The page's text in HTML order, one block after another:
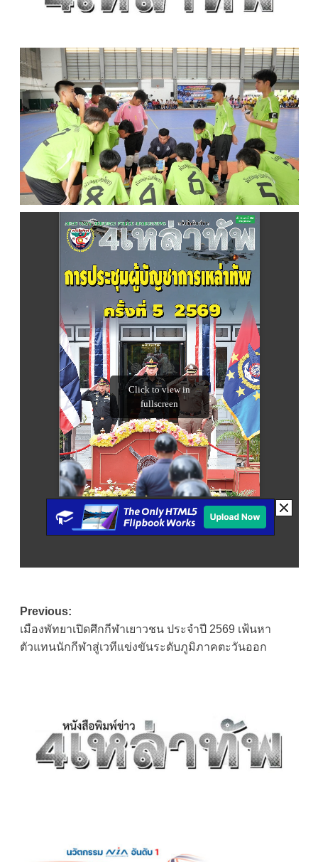
Post
navigation
Previous:
เมืองพัทยาเปิดศึกกีฬาเยาวชน ประจำปี 2569 เฟ้นหา
ตัวแทนนักกีฬาสู่เวทีแข่งขันระดับภูมิภาคตะวันออก